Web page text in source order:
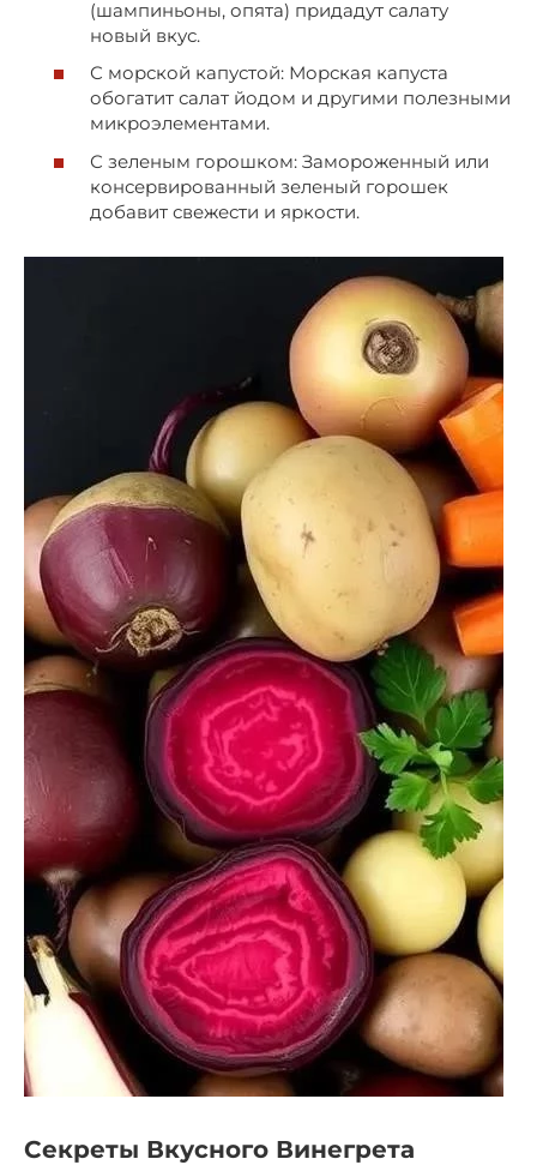
(шампиньоны, опята) придадут салату
новый вкус.
С морской капустой: Морская капуста
обогатит салат йодом и другими полезными
микроэлементами.
С зеленым горошком: Замороженный или
консервированный зеленый горошек
добавит свежести и яркости.
Секреты Вкусного Винегрета